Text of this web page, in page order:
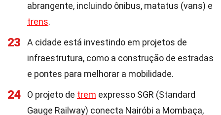
abrangente, incluindo ônibus, matatus (vans) e
trens.
23
A cidade está investindo em projetos de
infraestrutura, como a construção de estradas
e pontes para melhorar a mobilidade.
24 O projeto de trem expresso SGR (Standard
Gauge Railway) conecta Nairóbi a Mombaça,